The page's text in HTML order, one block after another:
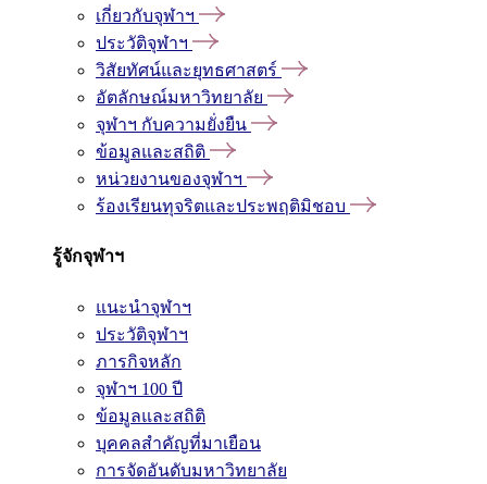
เกี่ยวกับจุฬาฯ
ประวัติจุฬาฯ
วิสัยทัศน์และยุทธศาสตร์
อัตลักษณ์มหาวิทยาลัย
จุฬาฯ กับความยั่งยืน
ข้อมูลและสถิติ
หน่วยงานของจุฬาฯ
ร้องเรียนทุจริตและประพฤติมิชอบ
รู้จักจุฬาฯ
แนะนำจุฬาฯ
ประวัติจุฬาฯ
ภารกิจหลัก
จุฬาฯ 100 ปี
ข้อมูลและสถิติ
บุคคลสำคัญที่มาเยือน
การจัดอันดับมหาวิทยาลัย